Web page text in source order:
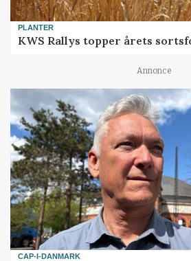
PLANTER
KWS Rallys topper årets
Annonce
CAP-I-DANMARK